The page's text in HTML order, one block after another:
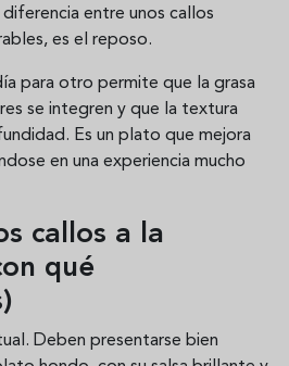
entre unos callos
es el reposo.
para otro permite que la grasa
se integren y que la textura
Es un plato que mejora
en una experiencia mucho
callos a la
qué
Deben presentarse bien